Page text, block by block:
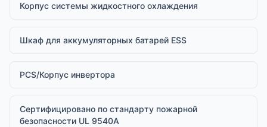
Корпус системы жидкостного охлаждения
Шкаф для аккумуляторных батарей ESS
PCS/Корпус инвертора
Сертифицировано по стандарту пожарной
безопасности UL 9540A